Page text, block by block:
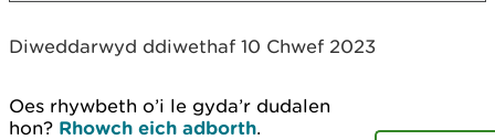
Diweddarwyd ddiwethaf 10 Chwef 2023
Oes rhywbeth o’i le gyda’r dudalen
hon? Rhowch eich adborth.